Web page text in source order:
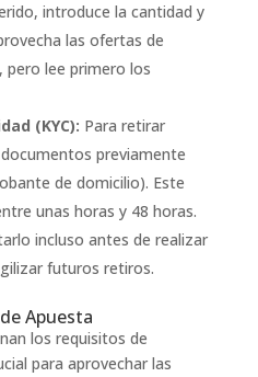
introduce la cantidad y
las ofertas de
pero lee primero los
(KYC): Para retirar
previamente
de domicilio). Este
unas horas y 48 horas.
incluso antes de realizar
futuros retiros.
Apuesta
los requisitos de
para aprovechar las